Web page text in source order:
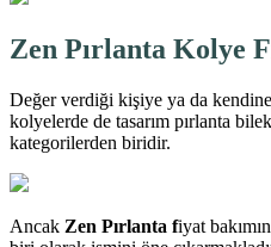
Zen Pırlanta Kolye
Değer verdiği kişiye ya da
kolyelerde de tasarım pırlanta
kategorilerden biridir.
Ancak Zen Pırlanta fiyat